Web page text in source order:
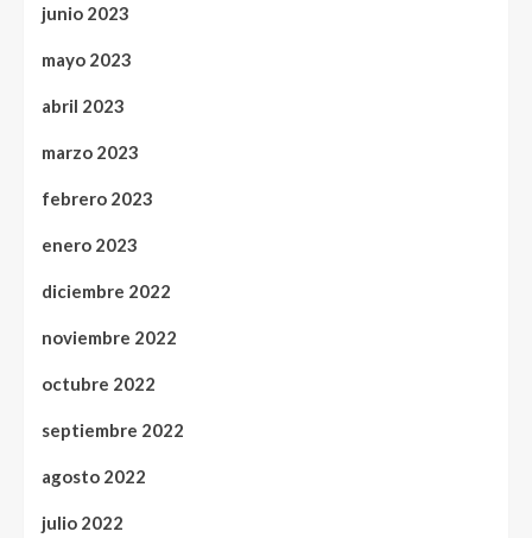
junio 2023
mayo 2023
abril 2023
marzo 2023
febrero 2023
enero 2023
diciembre 2022
noviembre 2022
octubre 2022
septiembre 2022
agosto 2022
julio 2022